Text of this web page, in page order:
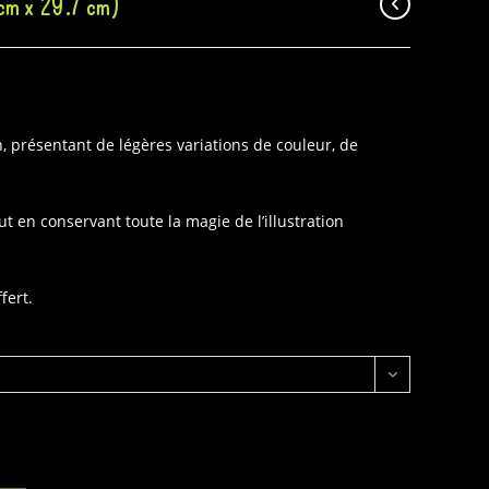
x 29.7 cm)
présentant de légères variations de couleur, de
en conservant toute la magie de l’illustration